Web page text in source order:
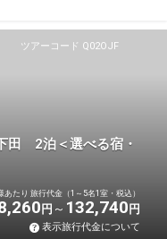
ツアーコード Q02OJF
田 2泊＜選べる宿・
あたり 旅行代金（1～5名1室・税込）
円 132,740 円
表示旅行代金について